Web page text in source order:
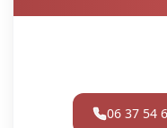
06 37 54